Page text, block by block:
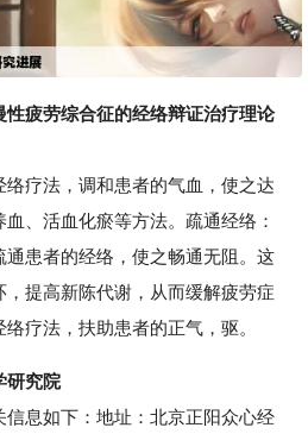
疲劳综合征的经络辩证治疗理论
疗法，调和患者的气血，使之达
、活血化瘀等方法。疏通经络：
患者的经络，使之畅通无阻。这
提高新陈代谢，从而缓解疲劳症
疗法，扶助患者的正气，驱。
研究院
息如下：地址：北京正阳众心经